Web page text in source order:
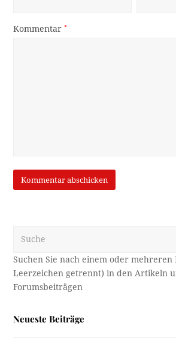
Kommentar*
Neueste Beiträge